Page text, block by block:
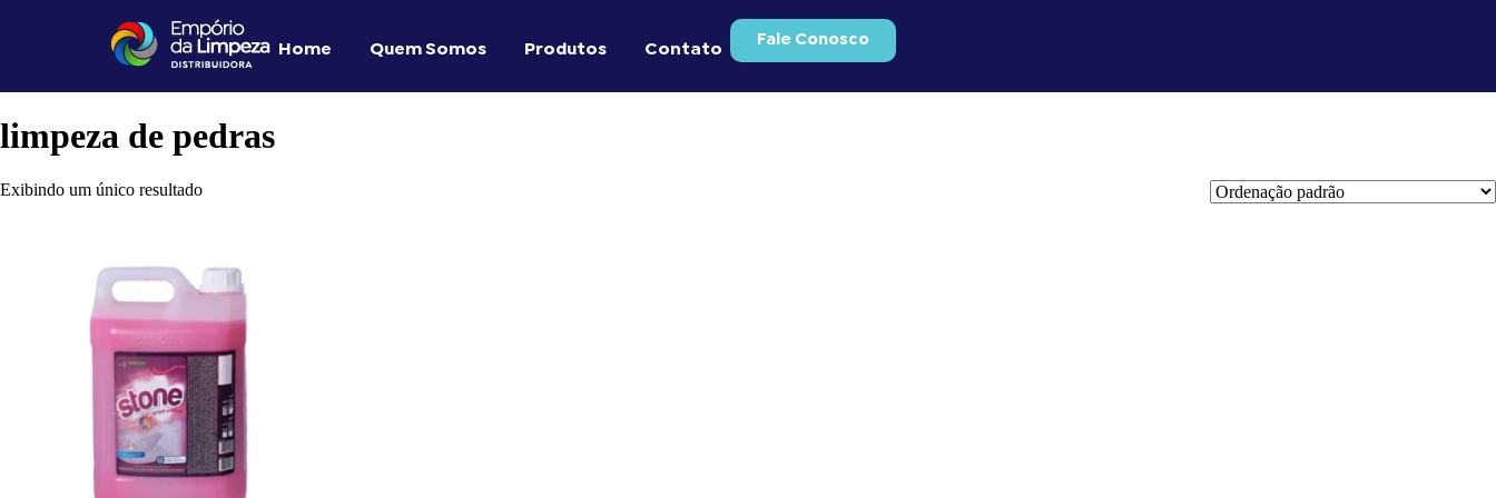
Home Quem Somos Produtos Contato
Fale Conosco
limpeza de pedras
Exibindo um único resultado